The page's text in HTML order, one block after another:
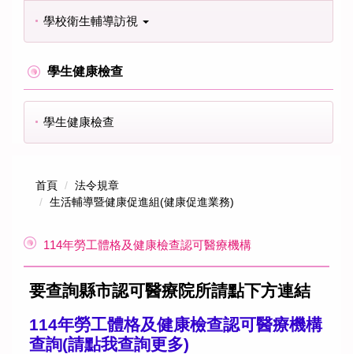
學校衛生輔導訪視
學生健康檢查
學生健康檢查
首頁
法令規章
生活輔導暨健康促進組(健康促進業務)
114年勞工體格及健康檢查認可醫療機構
要查詢縣市認可醫療院所請點下方連結
114年勞工體格及健康檢查認可醫療機構
查詢(請點我查詢更多)